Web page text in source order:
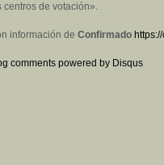
centros de votación».
información de Confirmado
comments powered by Disqus